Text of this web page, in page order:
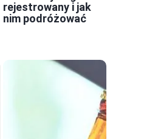
rejestrowany i jak
nim podróżować